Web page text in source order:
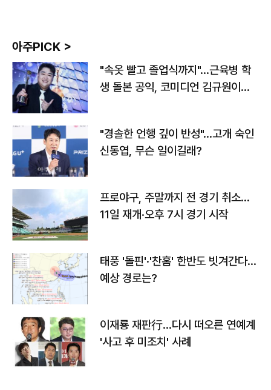
아주PICK >
"속옷 빨고 졸업식까지"…근육병 학
생 돌본 공익, 코미디언 김규원이었
"경솔한 언행 깊이 반성"…고개 숙인
신동엽, 무슨 일이길래?
프로야구, 주말까지 전 경기 취소…
11일 재개·오후 7시 경기 시작
태풍 '돌핀'·'찬홈' 한반도 빗겨간다…
예상 경로는?
이재룡 재판行…다시 떠오른 연예계
'사고 후 미조치' 사례